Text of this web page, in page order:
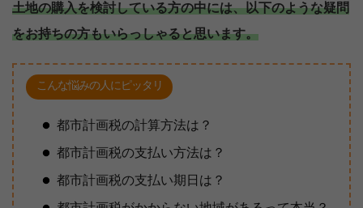
土地の購入を検討している方の中には、以下のような疑問
をお持ちの方もいらっしゃると思います。
こんな悩みの人にピッタリ
都市計画税の計算方法は？
都市計画税の支払い方法は？
都市計画税の支払い期日は？